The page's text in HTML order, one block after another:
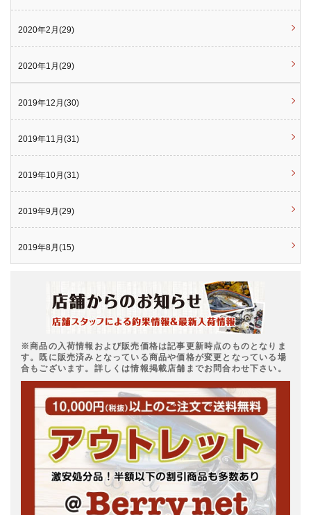
2020年2月(29)
2020年1月(29)
2019年12月(30)
2019年11月(31)
2019年10月(31)
2019年9月(29)
2019年8月(15)
※商品の入荷情報および販売価格は記事更新時点のものとなりま
す。既に販売済みとなっている商品や価格が変更となっている場
合もございます。詳しくは情報掲載店舗までお問合わせ下さい。